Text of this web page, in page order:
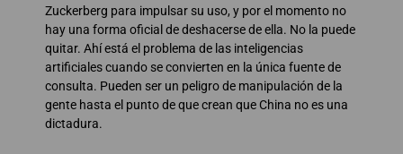
Zuckerberg para impulsar su uso, y por el momento no
hay una forma oficial de deshacerse de ella. No la puede
quitar. Ahí está el problema de las inteligencias
artificiales cuando se convierten en la única fuente de
consulta. Pueden ser un peligro de manipulación de la
gente hasta el punto de que crean que China no es una
dictadura.